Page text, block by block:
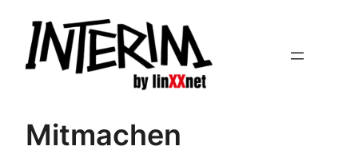
Inhalt
springen
Mitmachen